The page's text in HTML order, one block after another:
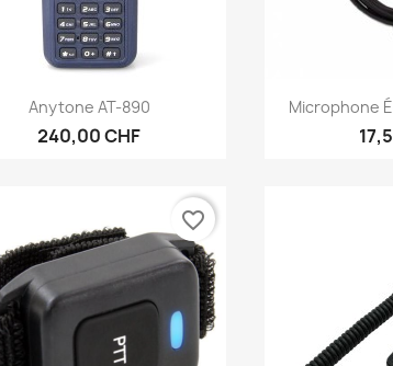
Vorschau
Anytone AT-890
240,00 CHF

Microphone
favorite_border